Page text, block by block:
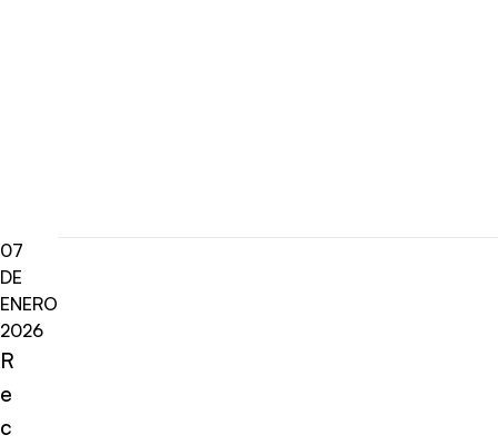
07
DE
ENERO
2026
R
e
c